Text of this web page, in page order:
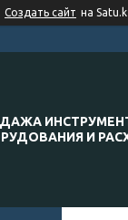
Создать сайт на
И